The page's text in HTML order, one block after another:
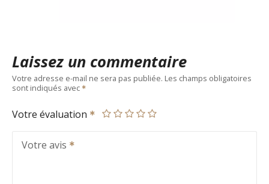
Laissez un commentaire
Votre adresse e-mail ne sera pas publiée. Les champs obligatoires
sont indiqués avec
Votre évaluation
Votre avis